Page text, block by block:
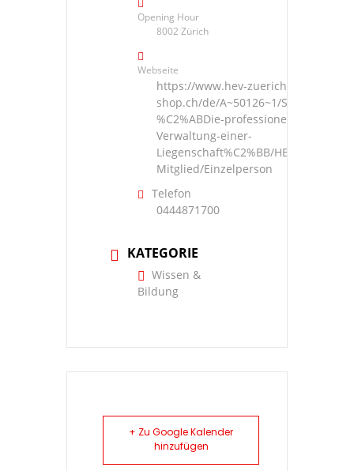
Opening Hour
8002 Zürich
Webseite
https://www.hev-zuerich-
shop.ch/de/A~50126~1/Seminar-
%C2%ABDie-professionelle-
Verwaltung-einer-
Liegenschaft%C2%BB/HEV-
Mitglied/Einzelperson
Telefon
0444871700
KATEGORIE
Wissen &
Bildung
+ Zu Google Kalender
hinzufügen